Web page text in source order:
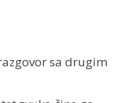
sa drugim